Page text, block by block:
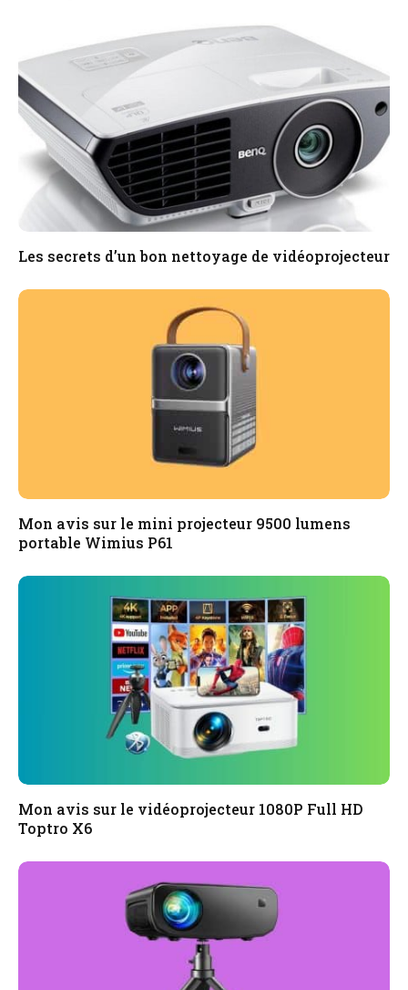
Les secrets d’un bon nettoyage de vidéoprojecteur
Mon avis sur le mini projecteur 9500 lumens
portable Wimius P61
Mon avis sur le vidéoprojecteur 1080P Full HD
Toptro X6